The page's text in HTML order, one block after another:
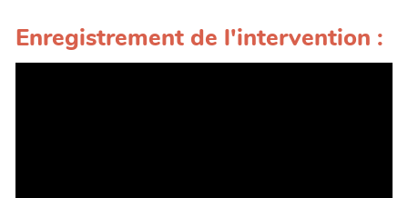
Enregistrement de l'intervention :